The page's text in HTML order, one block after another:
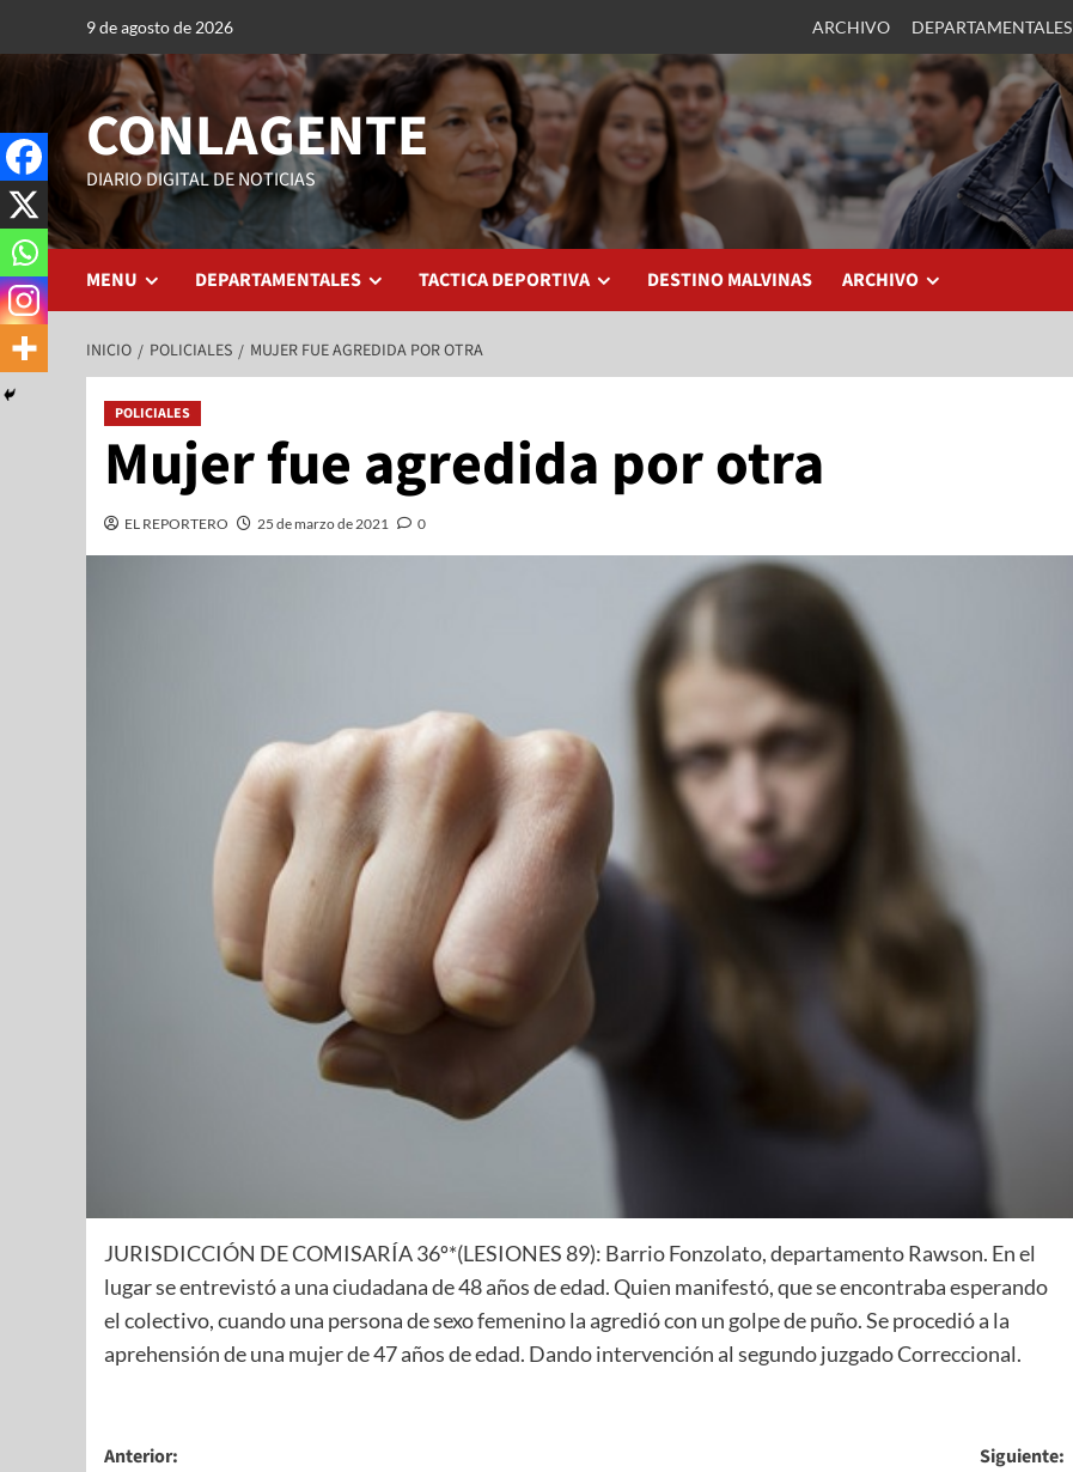
9 de agosto de 2026 ARCHIVO DEPARTAMENTALES
CONLAGENTE
DIARIO DIGITAL DE NOTICIAS
MENU DEPARTAMENTALES TACTICA DEPORTIVA DESTINO MALVINAS ARCHIVO
INICIO POLICIALES MUJER FUE AGREDIDA POR OTRA
POLICIALES
Mujer fue agredida por otra
EL REPORTERO 25 de marzo de 2021 0
JURISDICCIÓN DE COMISARÍA 36º*(LESIONES 89): Barrio Fonzolato, departamento Rawson. En el
lugar se entrevistó a una ciudadana de 48 años de edad. Quien manifestó, que se encontraba esperando
el colectivo, cuando una persona de sexo femenino la agredió con un golpe de puño. Se procedió a la
aprehensión de una mujer de 47 años de edad. Dando intervención al segundo juzgado Correccional.
Anterior:
Siguiente: